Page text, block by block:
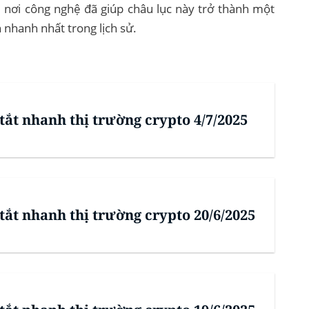
công nghệ đã giúp châu lục này trở thành một
nhất trong lịch sử.
nhanh thị trường crypto 4/7/2025
nhanh thị trường crypto 20/6/2025